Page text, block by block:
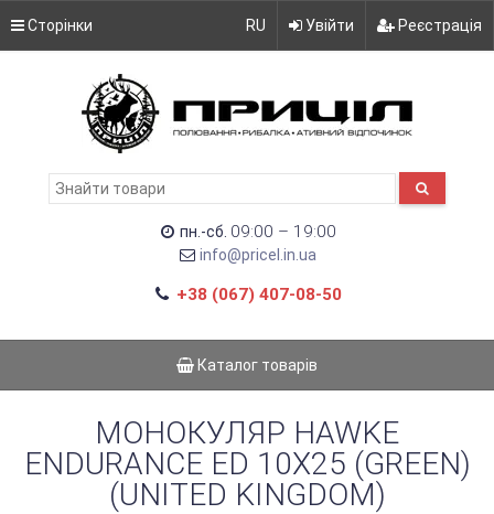
Сторінки RU Увійти Реєстрація
пн.-сб. 09:00 – 19:00
info@pricel.in.ua
+38 (067) 407-08-50
Каталог товарів
МОНОКУЛЯР HAWKE
ENDURANCE ED 10X25 (GREEN)
(UNITED KINGDOM)